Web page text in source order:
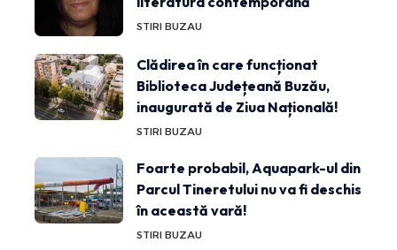
STIRI BUZAU
Clădirea în care funcționat
Biblioteca Județeană Buzău,
inaugurată de Ziua Națională!
STIRI BUZAU
Foarte probabil, Aquapark-ul din
Parcul Tineretului nu va fi deschis
în această vară!
STIRI BUZAU